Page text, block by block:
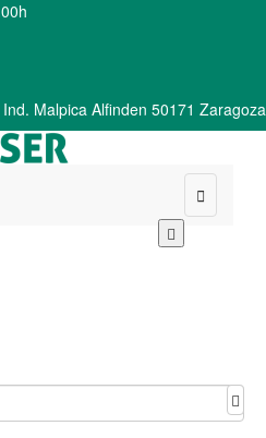
Malpica Alfinden 50171 Zaragoza
